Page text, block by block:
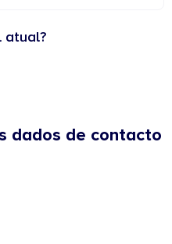
atual?
dados de contacto